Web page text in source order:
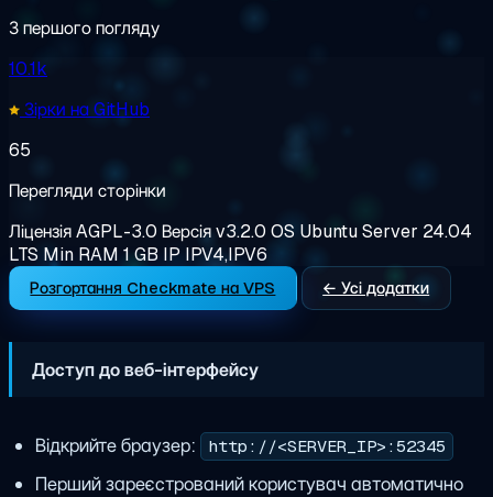
З першого погляду
10.1k
Зірки на GitHub
65
Перегляди сторінки
ЛіцензіяAGPL-3.0 Версіяv3.2.0 OS Ubuntu Server 24.04
LTS Min RAM 1 GB IP IPV4,IPV6
Розгортання Checkmate на VPS ← Усі додатки
Доступ до веб-інтерфейсу
Відкрийте браузер: http://<SERVER_IP>:52345
Перший зареєстрований користувач автоматично